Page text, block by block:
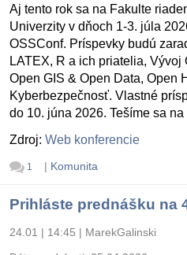
Aj tento rok sa na Fakulte
Univerzity v dňoch 1-3. júla
OSSConf. Príspevky budú
LATEX, R a ich priatelia,
Open GIS & Open Data, Open
Kyberbezpečnosť. Vlastné
do 10. júna 2026. Tešíme sa
Zdroj: Web konferencie
1 | Komunita
Prihláste prednášku na
24.01 | 14:45 | MarekGalinski